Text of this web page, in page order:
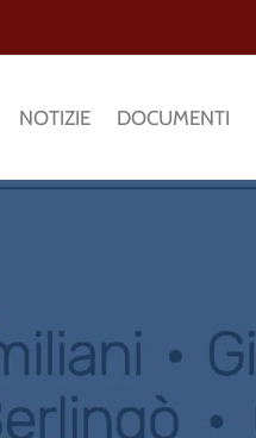
NOTIZIE DOCUMENTI